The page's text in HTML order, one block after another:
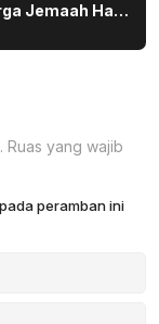
Jemaah Haji
Ruas yang wajib
peramban ini